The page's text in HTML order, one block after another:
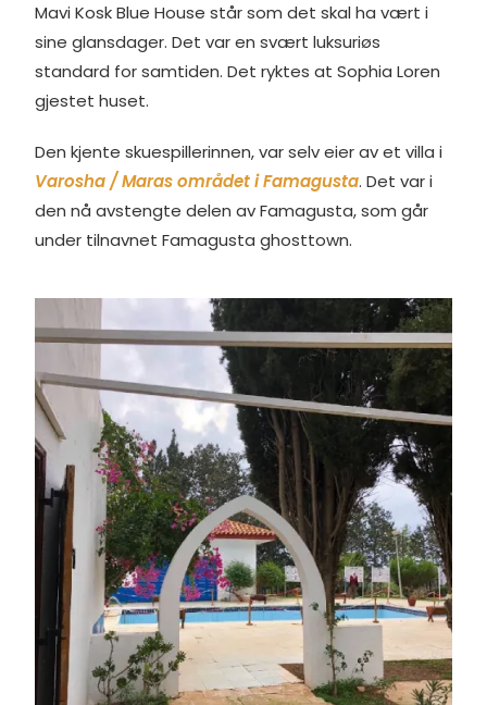
Mavi Kosk Blue House står som det skal ha vært i
sine glansdager. Det var en svært luksuriøs
standard for samtiden. Det ryktes at Sophia Loren
gjestet huset.
Den kjente skuespillerinnen, var selv eier av et villa i
Varosha / Maras området i Famagusta. Det var i
den nå avstengte delen av Famagusta, som går
under tilnavnet Famagusta ghosttown.